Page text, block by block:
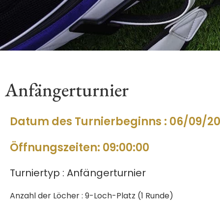
Anfängerturnier
Datum des Turnierbeginns : 06/09/
Öffnungszeiten: 09:00:00
Turniertyp : Anfängerturnier
Anzahl der Löcher : 9-Loch-Platz (1 Runde)